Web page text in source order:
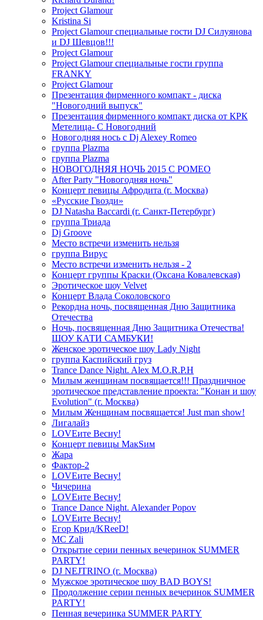
Project Glamour
Kristina Si
Project Glamour специальные гости DJ Силуянова
и DJ Шевцов!!!
Project Glamour
Project Glamour специальные гости группа
FRANKY
Project Glamour
Презентация фирменного компакт - диска
"Новогодний выпуск"
Презентация фирменного компакт диска от КРК
Метелица- С Новогодний
Новогодняя нось с Dj Alexey Romeo
группа Plazma
группа Plazma
НОВОГОДНЯЯ НОЧЬ 2015 C РОМЕО
After Party "Новогодняя ночь"
Концерт певицы Афродита (г. Москва)
«Русские Гвозди»
DJ Natasha Baccardi (г. Санкт-Петербург)
группа Триада
Dj Groove
Место встречи изменить нельзя
группа Вирус
Место встречи изменить нельзя - 2
Концерт группы Краски (Оксана Ковалевская)
Эротическое шоу Velvet
Концерт Влада Соколовского
Рекордна ночь, посвященная Дню Защитника
Отечества
Ночь, посвященная Дню Защитника Отечества!
ШОУ КАТИ САМБУКИ!
Женское эротическое шоу Lady Night
группа Каспийский груз
Trance Dance Night. Alex M.O.R.P.H
Милым женщинам посвящается!!! Праздничное
эротическое представление проекта: "Конан и шоу
Evolution" (г. Москва)
Милым Женщинам посвящается! Just man show!
Лигалайз
LOVEите Весну!
Концерт певицы МакSим
Жара
Фактор-2
LOVEите Весну!
Чичерина
LOVEите Весну!
Trance Dance Night. Alexander Popov
LOVEите Весну!
Егор Крид/KReeD!
MC Zali
Открытие серии пенных вечеринок SUMMER
PARTY!
DJ NEJTRINO (г. Москва)
Мужское эротическое шоу BAD BOYS!
Продолжение серии пенных вечеринок SUMMER
PARTY!
Пенная вечеринка SUMMER PARTY